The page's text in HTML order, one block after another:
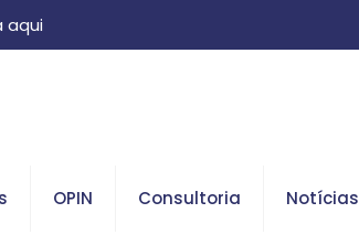
aqui
OPIN Consultoria Notícias